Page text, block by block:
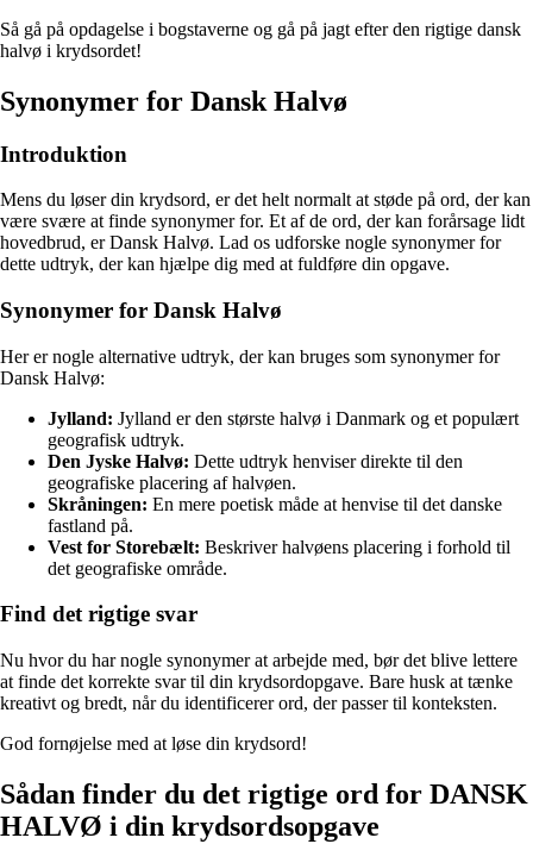
Så gå på opdagelse i bogstaverne og gå på jagt efter den rigtige dansk
halvø i krydsordet!
Synonymer for Dansk Halvø
Introduktion
Mens du løser din krydsord, er det helt normalt at støde på ord, der kan
være svære at finde synonymer for. Et af de ord, der kan forårsage lidt
hovedbrud, er Dansk Halvø. Lad os udforske nogle synonymer for
dette udtryk, der kan hjælpe dig med at fuldføre din opgave.
Synonymer for Dansk Halvø
Her er nogle alternative udtryk, der kan bruges som synonymer for
Dansk Halvø:
Jylland: Jylland er den største halvø i Danmark og et populært
geografisk udtryk.
Den Jyske Halvø: Dette udtryk henviser direkte til den
geografiske placering af halvøen.
Skråningen: En mere poetisk måde at henvise til det danske
fastland på.
Vest for Storebælt: Beskriver halvøens placering i forhold til
det geografiske område.
Find det rigtige svar
Nu hvor du har nogle synonymer at arbejde med, bør det blive lettere
at finde det korrekte svar til din krydsordopgave. Bare husk at tænke
kreativt og bredt, når du identificerer ord, der passer til konteksten.
God fornøjelse med at løse din krydsord!
Sådan finder du det rigtige ord for DANSK
HALVØ i din krydsordsopgave